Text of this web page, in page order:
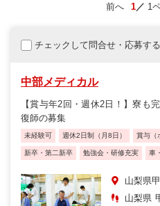
前へ 1 1
チェックして問合せ・応募する
中部メディカル
【賞与年2回・週休2日！】寮も
復師の募集
未経験可 週休2日制（月8日） 賞与（
新卒・第二新卒 勉強会・研修充実 車
山梨県
山梨県